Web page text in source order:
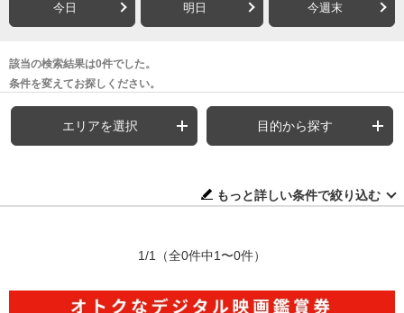
今日 明日 今週末
該当の検索結果は0件でした。
条件を変えてお探しください。
エリアを選択 目的から探す
もっと詳しい条件で絞り込む
1/1 （全0件中1〜0件）